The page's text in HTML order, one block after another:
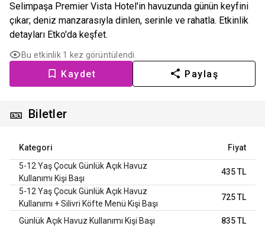
Selimpaşa Premier Vista Hotel'in havuzunda günün keyfini
çıkar; deniz manzarasıyla dinlen, serinle ve rahatla. Etkinlik
detayları Etko'da keşfet.
Bu etkinlik 1 kez görüntülendi.
Kaydet Paylaş
🎫 Biletler
Kategori
Fiyat
5-12 Yaş Çocuk Günlük Açık Havuz
Kullanımı Kişi Başı
435 TL
5-12 Yaş Çocuk Günlük Açık Havuz
Kullanımı + Silivri Köfte Menü Kişi Başı
725 TL
Günlük Açık Havuz Kullanımı Kişi Başı
835 TL